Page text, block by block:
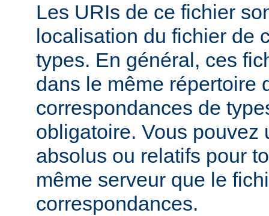
Les URIs de ce fichier
localisation du fichier de
types. En général, ces
dans le même répertoire
correspondances de
obligatoire. Vous pouvez
absolus ou relatifs pour
même serveur que le
correspondances.